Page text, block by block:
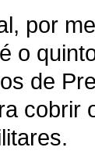
por
o
de
cobrir